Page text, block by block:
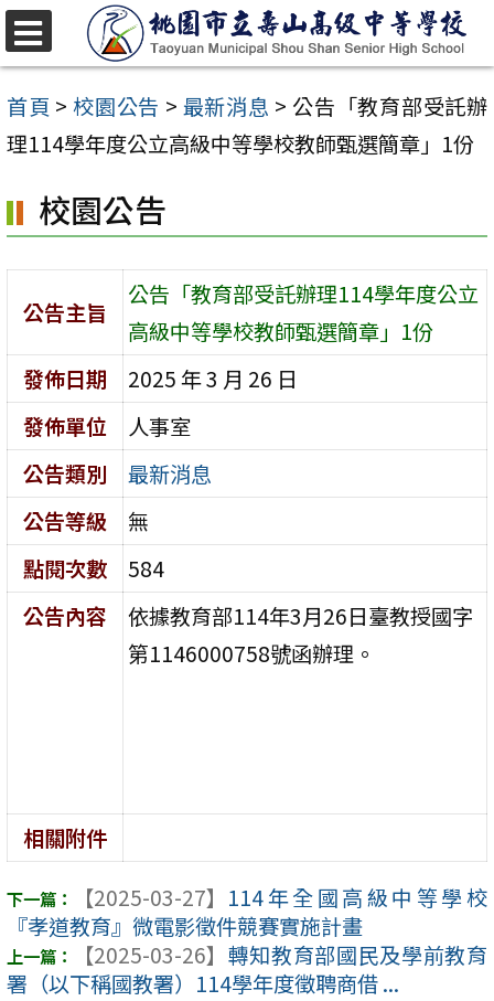
跳
至
主
要
容
區
首頁 > 校園公告 > 最新消息 > 公告「教育部受託辦
理114學年度公立高級中等學校教師甄選簡章」1份
校園公告
公告主旨
公告「教育部受託辦理114學年度公立
高級中等學校教師甄選簡章」1份
發佈日期
2025 年 3 月 26 日
發佈單位
人事室
公告類別
最新消息
公告等級
無
點閱次數
584
公告內容
依據教育部114年3月26日臺教授國字
第1146000758號函辦理。
相關附件
【2025-03-27】 114年全國高級中等學校
『孝道教育』微電影徵件競賽實施計畫
【2025-03-26】 轉知教育部國民及學前教育
署（以下稱國教署）114學年度徵聘商借 ...
選
單